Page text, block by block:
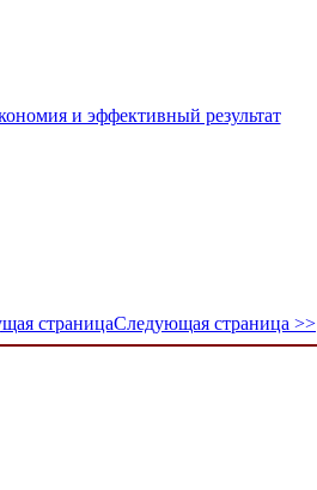
и эффективный результат
страницаСледующая страница >>